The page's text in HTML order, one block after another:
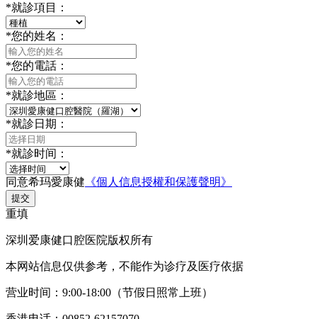
*就診項目：
*您的姓名：
*您的電話：
*就診地區：
*就診日期：
*就診时间：
同意希玛愛康健 《個人信息授權和保護聲明》
提交
重填
深圳爱康健口腔医院版权所有
本网站信息仅供参考，不能作为诊疗及医疗依据
营业时间：9:00-18:00（节假日照常上班）